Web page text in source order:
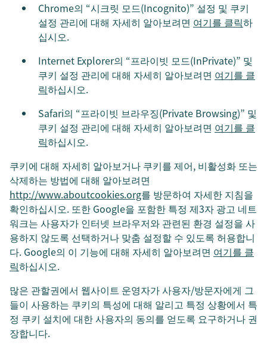
Chrome의 “시크릿 모드(Incognito)” 설정 및 쿠키
설정 관리에 대해 자세히 알아보려면 여기를 클릭하
십시오.
Internet Explorer의 “프라이빗 모드(InPrivate)” 및
쿠키 설정 관리에 대해 자세히 알아보려면 여기를 클
릭하십시오.
Safari의 “프라이빗 브라우징(Private Browsing)” 및
쿠키 설정 관리에 대해 자세히 알아보려면 여기를 클
릭하십시오.
쿠키에 대해 자세히 알아보거나 쿠키를 제어, 비활성화 또는
삭제하는 방법에 대해 알아보려면
http://www.aboutcookies.org를 방문하여 자세한 지침을
확인하십시오. 또한 Google을 포함한 특정 제3자 광고 네트
워크는 사용자가 인터넷 브라우저와 관련된 환경 설정을 사
용하지 않도록 선택하거나 맞춤 설정할 수 있도록 허용합니
다. Google의 이 기능에 대해 자세히 알아보려면 여기를 클
릭하십시오.
많은 관할권에서 웹사이트 운영자가 사용자/방문자에게 그
들이 사용하는 쿠키의 특성에 대해 알리고 특정 상황에서 특
정 쿠키 설치에 대한 사용자의 동의를 얻도록 요구하거나 권
장합니다.